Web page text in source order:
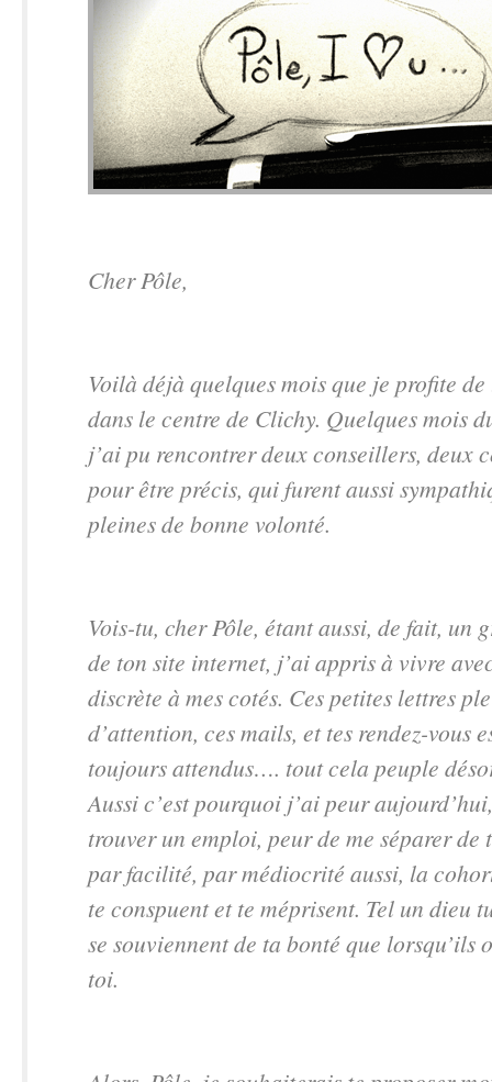
Cher Pôle,
Voilà déjà quelques mois que je profite de
dans le centre de Clichy. Quelques mois
j’ai pu rencontrer deux conseillers, deux
pour être précis, qui furent aussi
pleines de bonne volonté.
Vois-tu, cher Pôle, étant aussi, de fait, un
de ton site internet, j’ai appris à vivre
discrète à mes cotés. Ces petites lettres
d’attention, ces mails, et tes rendez-vous
toujours attendus…. tout cela peuple
Aussi c’est pourquoi j’ai peur
trouver un emploi, peur de me séparer
par facilité, par médiocrité aussi, la
te conspuent et te méprisent. Tel un dieu
se souviennent de ta bonté que lorsqu’ils
toi.